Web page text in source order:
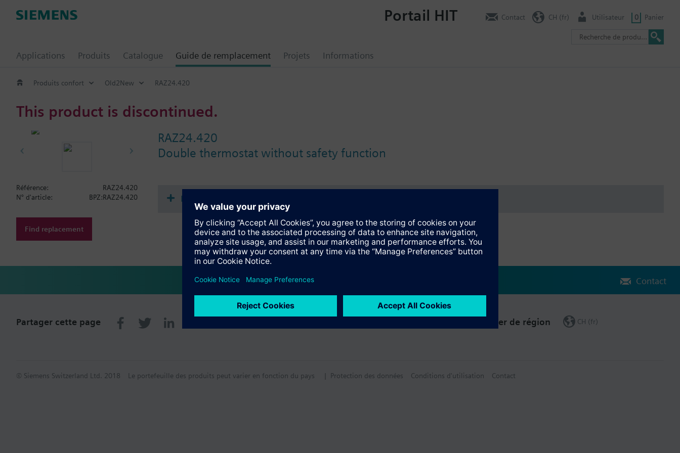
Applications Produits Catalogue Guide de remplacement Projets Informations
Portail HIT Contact CH (fr) Utilisateur 0 Panier
Produits confort Old2New RAZ24.420
This product is discontinued.
RAZ24.420
Double thermostat without safety function
Référence:
RAZ24.420
N° d'article:
BPZ:RAZ24.420
Find replacement
Documentation
Contact
Partager cette page Changer de région CH (fr)
© Siemens Switzerland Ltd. 2018 Le portefeuille des produits peut varier en fonction du pays | Protection des données Conditions d'utilisation Contact